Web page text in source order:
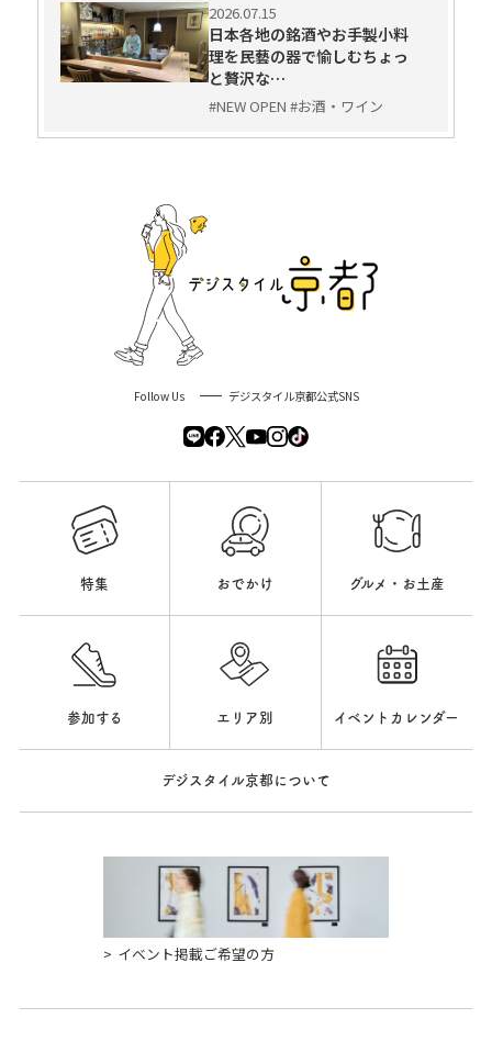
2026.07.15
日本各地の銘酒やお手製小料
理を民藝の器で愉しむちょっ
と贅沢な…
#NEW OPEN #お酒・ワイン
Follow Us デジスタイル京都公式SNS
特集 おでかけ グルメ・お土産
参加する エリア別 イベントカレンダー
デジスタイル京都について
イベント掲載ご希望の方